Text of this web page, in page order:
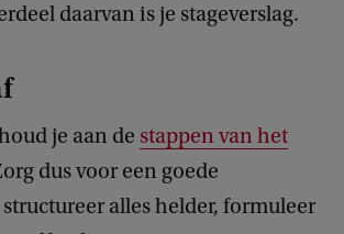
daarvan is je stageverslag.
je aan de stappen van het
dus voor een goede
alles helder, formuleer